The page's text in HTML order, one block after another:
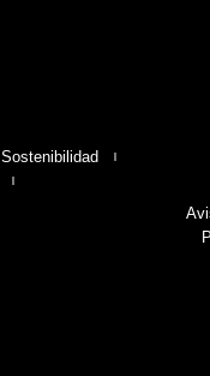
Sostenibilidad